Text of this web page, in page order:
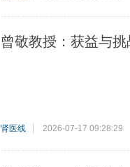
曾敬教授：获益与
肾医线 2026-07-17 09:28:29